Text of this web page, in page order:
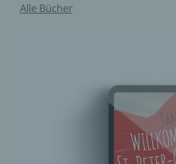
Alle Bücher